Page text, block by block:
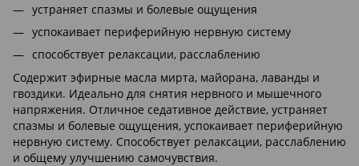
устраняет спазмы и болевые ощущения
успокаивает периферийную нервную систему
способствует релаксации, расслаблению
Содержит эфирные масла мирта, майорана, лаванды и
гвоздики. Идеально для снятия нервного и мышечного
напряжения. Отличное седативное действие, устраняет
спазмы и болевые ощущения, успокаивает периферийную
нервную систему. Способствует релаксации, расслаблению
и общему улучшению самочувствия.